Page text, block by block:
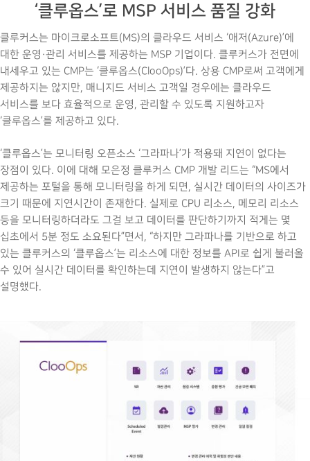
‘클루옵스’로 MSP 서비스 품질 강화
클루커스는 마이크로소프트(MS)의 클라우드 서비스 ‘애저(Azure)’에
대한 운영·관리 서비스를 제공하는 MSP 기업이다. 클루커스가 전면에
내세우고 있는 CMP는 ‘클루옵스(ClooOps)’다. 상용 CMP로써 고객에게
제공하지는 않지만, 매니지드 서비스 고객일 경우에는 클라우드
서비스를 보다 효율적으로 운영, 관리할 수 있도록 지원하고자
‘클루옵스’를 제공하고 있다.
‘클루옵스’는 모니터링 오픈소스 ‘그라파나’가 적용돼 지연이 없다는
장점이 있다. 이에 대해 모은정 클루커스 CMP 개발 리드는 “MS에서
제공하는 포털을 통해 모니터링을 하게 되면, 실시간 데이터의 사이즈가
크기 때문에 지연시간이 존재한다. 실제로 CPU 리소스, 메모리 리소스
등을 모니터링하더라도 그걸 보고 데이터를 판단하기까지 적게는 몇
십초에서 5분 정도 소요된다”면서, “하지만 그라파나를 기반으로 하고
있는 클루커스의 ‘클루옵스’는 리소스에 대한 정보를 API로 쉽게 불러올
수 있어 실시간 데이터를 확인하는데 지연이 발생하지 않는다”고
설명했다.